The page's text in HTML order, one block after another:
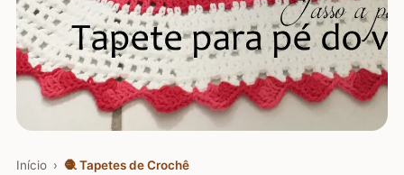
Início › 🧶 Tapetes de Crochê